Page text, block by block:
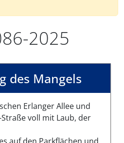
2025
des Mangels
Erlanger Allee und
voll mit Laub, der